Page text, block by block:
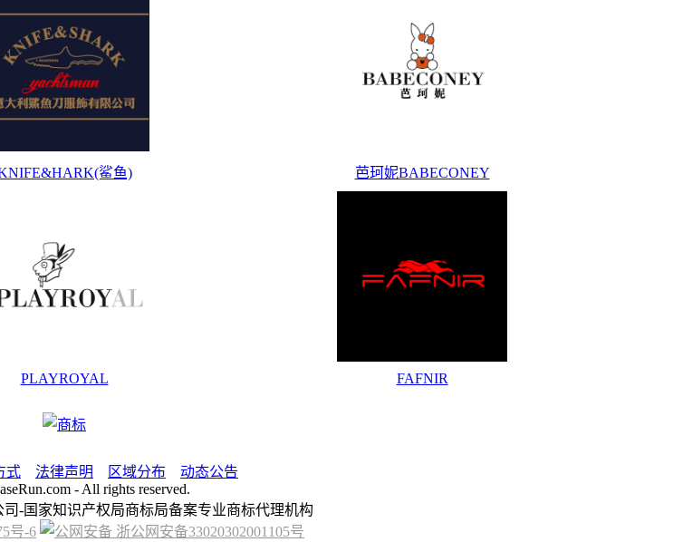
鲨鱼) 芭珂妮BABECONEY
PLAYROYAL FAFNIR
式 法律声明 区域分布
动态公告
- All rights reserved.
-国家知识产权局商标局备案专业商标代理机构
号-6 浙公网安备33020302001105号